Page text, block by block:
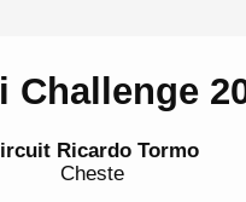
Challenge
Ricardo Tormo
Cheste